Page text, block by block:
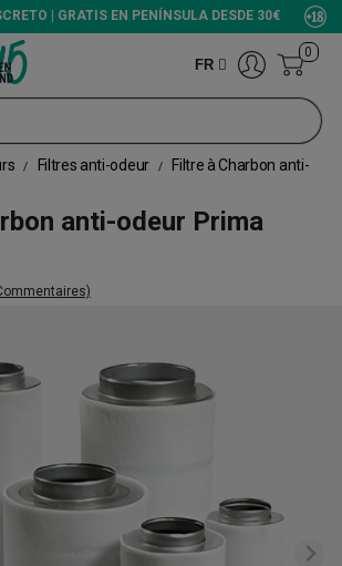
| GRATIS EN PENÍNSULA DESDE 30€
FR
0
Filtres anti-odeur
Filtre à Charbon anti-
anti-odeur Prima